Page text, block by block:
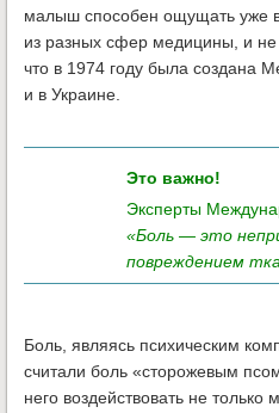
малыш способен ощущать уже
из разных сфер медицины, и не
что в 1974 году была создана
и в Украине.
Это важно!
Эксперты
«Боль — это
повреждением
Боль, являясь психическим
считали боль «сторожевым
него воздействовать не